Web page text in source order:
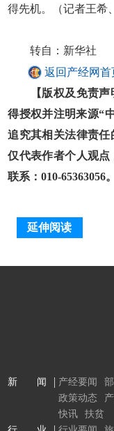
得先机。（记者王希
转自：新华社
返回产经网首
【版权及免责声
得授权并注明来源“
追究其相关法律责任
仅代表作者个人观
联系：010-65363056。
延伸阅读
新 闻
产经要闻
政策动态
快讯
扶贫